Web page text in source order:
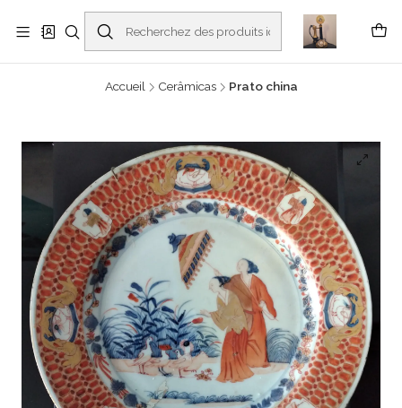
Buscantiguidades - Leilões. Colecionismo e antiguidades em Viana do
Castelo -
En savoir plus
Accueil Cerâmicas Prato china